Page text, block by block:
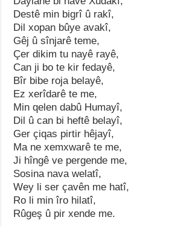
Destê min bigrî û rakî,
Dil xopan bûye avakî,
Gêj û sînjarê teme,
Çer dikim tu nayê rayê,
Can ji bo te kir fedayê,
Bîr bibe roja belayê,
Ez xerîdarê te me,
Min qelen dabû Humayî,
Dil û can bi heftê belayî,
Ger çiqas pirtir hêjayî,
Ma ne xemxwarê te me,
Ji hîngê ve pergende me,
Sosina nava welatî,
Wey li ser çavên me hatî,
Ro li min îro hilatî,
Rûgeş û pir xende me.